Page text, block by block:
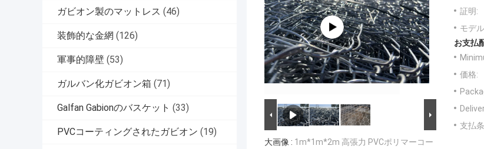
ガビオン製のマットレス (46)
装飾的な金網 (126)
軍事的障壁 (53)
ガルバン化ガビオン箱 (71)
Galfan Gabionのバスケット (33)
PVCコーティングされたガビオン (19)
大画像 : 1m*1m*2m 高張力 PVCポリマーコー
証明:
モデ
お支払
価格:
支払